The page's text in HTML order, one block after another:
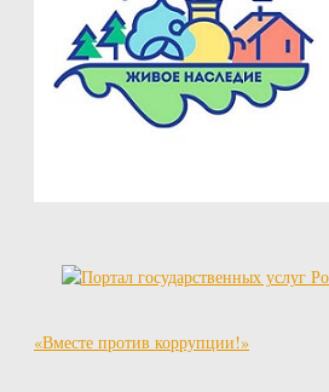
«Вместе против коррупции!»